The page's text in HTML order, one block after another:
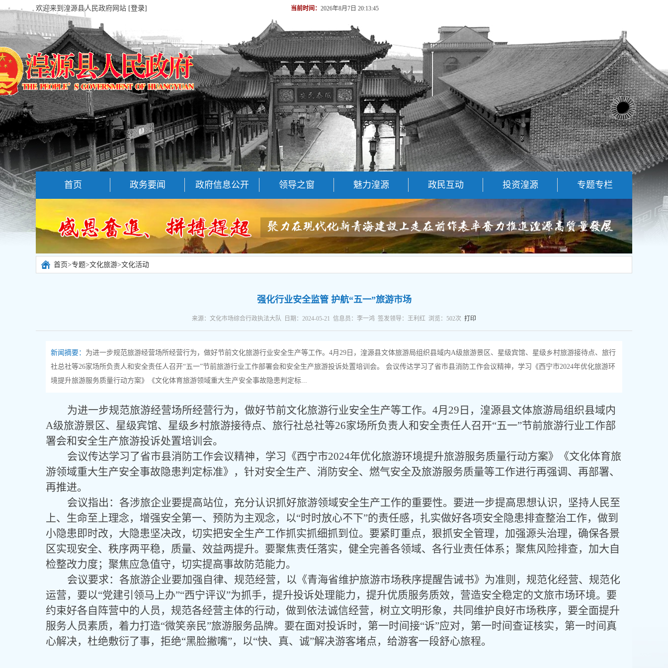
欢迎来到湟源县人民政府网站 [登录] 当前时间： 2026年8月7日 20:13:45
首页 政务要闻 政府信息公开 领导之窗 魅力湟源 政民互动 投资湟源 专题专栏
首页>专题>文化旅游>文化活动
强化行业安全监管 护航“五一”旅游市场
来源：文化市场综合行政执法大队 日期：2024-05-21 信息员：李一鸿 签发领导：王利红 浏览： 502次 打印
新闻摘要： 为进一步规范旅游经营场所经营行为，做好节前文化旅游行业安全生产等工作。4月29日，湟源县文体旅游局组织县域内A级旅游景区、星级宾馆、星级乡村旅游接待点、旅行
社总社等26家场所负责人和安全责任人召开“五一”节前旅游行业工作部署会和安全生产旅游投诉处置培训会。 会议传达学习了省市县消防工作会议精神，学习《西宁市2024年优化旅游环
境提升旅游服务质量行动方案》《文化体育旅游领域重大生产安全事故隐患判定标...
为进一步规范旅游经营场所经营行为，做好节前文化旅游行业安全生产等工作。 4月29日，湟源县文体旅游局组织县域内
A级旅游景区、星级宾馆、星级乡村旅游接待点、旅行社总社等26家场所负责人和安全责任人召开“五一”节前旅游行业工作部
署会和安全生产旅游投诉处置培训会。
会议传达学习了省市县消防工作会议精神，学习《西宁市2024年优化旅游环境提升旅游服务质量行动方案》《文化体育旅
游领域重大生产安全事故隐患判定标准》，针对安全生产、消防安全、燃气安全及旅游服务质量等工作进行再强调、再部署、
再推进。
会议指出：各涉旅企业要提高站位，充分认识抓好旅游领域安全生产工作的重要性。要进一步提高思想认识，坚持人民至
上、生命至上理念，增强安全第一、预防为主观念，以“时时放心不下”的责任感，扎实做好各项安全隐患排查整治工作，做到
小隐患即时改，大隐患坚决改，切实把安全生产工作抓实抓细抓到位。要紧盯重点，狠抓安全管理，加强源头治理，确保各景
区实现安全、秩序两平稳，质量、效益两提升。要聚焦责任落实，健全完善各领域、各行业责任体系；聚焦风险排查，加大自
检整改力度；聚焦应急值守，切实提高事故防范能力。
会议要求：各旅游企业要加强自律、规范经营，以《青海省维护旅游市场秩序提醒告诫书》为准则，规范化经营、规范化
运营，要以“党建引领马上办”“西宁评议”为抓手，提升投诉处理能力，提升优质服务质效，营造安全稳定的文旅市场环境。要
约束好各自阵营中的人员，规范各经营主体的行动，做到依法诚信经营，树立文明形象，共同维护良好市场秩序，要全面提升
服务人员素质，着力打造“微笑亲民”旅游服务品牌。要在面对投诉时，第一时间接“诉”应对，第一时间查证核实，第一时间真
心解决，杜绝敷衍了事，拒绝“黑脸撇嘴”，以“快、真、诚”解决游客堵点，给游客一段舒心旅程。